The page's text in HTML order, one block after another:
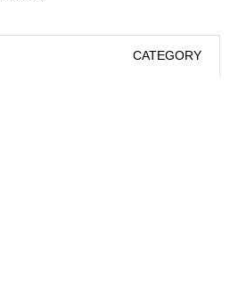
CATEGORY